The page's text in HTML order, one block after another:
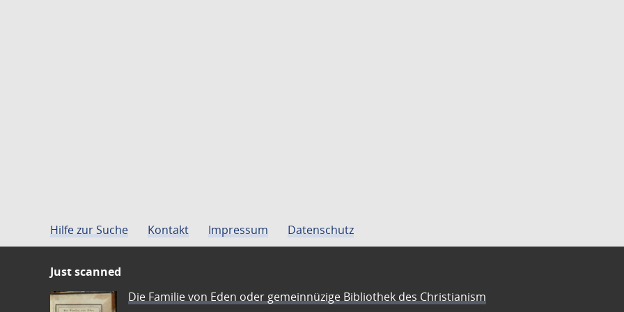
Hilfe zur Suche Kontakt Impressum Datenschutz
Just scanned
Die Familie von Eden oder gemeinnüzige Bibliothek des Christianism